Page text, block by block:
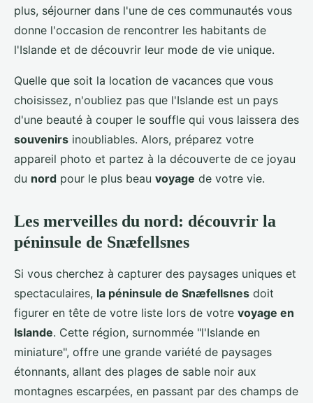
plus, séjourner dans l'une de ces communautés vous
donne l'occasion de rencontrer les habitants de
l'Islande et de découvrir leur mode de vie unique.
Quelle que soit la location de vacances que vous
choisissez, n'oubliez pas que l'Islande est un pays
d'une beauté à couper le souffle qui vous laissera des
souvenirs inoubliables. Alors, préparez votre
appareil photo et partez à la découverte de ce joyau
du nord pour le plus beau voyage de votre vie.
Les merveilles du nord: découvrir la
péninsule de Snæfellsnes
Si vous cherchez à capturer des paysages uniques et
spectaculaires, la péninsule de Snæfellsnes doit
figurer en tête de votre liste lors de votre voyage en
Islande. Cette région, surnommée "l'Islande en
miniature", offre une grande variété de paysages
étonnants, allant des plages de sable noir aux
montagnes escarpées, en passant par des champs de